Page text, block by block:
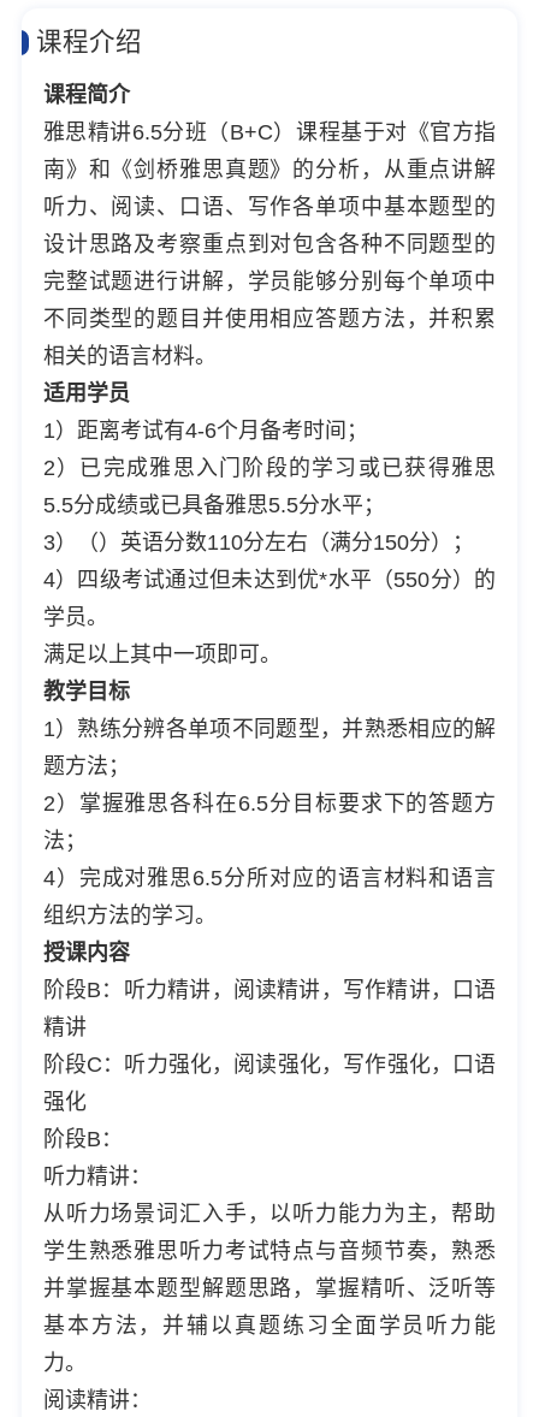
课程介绍
课程简介
雅思精讲6.5分班（B+C）课程基于对《官方指
南》和《剑桥雅思真题》的分析，从重点讲解
听力、阅读、口语、写作各单项中基本题型的
设计思路及考察重点到对包含各种不同题型的
完整试题进行讲解，学员能够分别每个单项中
不同类型的题目并使用相应答题方法，并积累
相关的语言材料。
适用学员
1）距离考试有4-6个月备考时间；
2）已完成雅思入门阶段的学习或已获得雅思
5.5分成绩或已具备雅思5.5分水平；
3）（）英语分数110分左右（满分150分）；
4）四级考试通过但未达到优*水平（550分）的
学员。
满足以上其中一项即可。
教学目标
1）熟练分辨各单项不同题型，并熟悉相应的解
题方法；
2）掌握雅思各科在6.5分目标要求下的答题方
法；
4）完成对雅思6.5分所对应的语言材料和语言
组织方法的学习。
授课内容
阶段B：听力精讲，阅读精讲，写作精讲，口语
精讲
阶段C：听力强化，阅读强化，写作强化，口语
强化
阶段B：
听力精讲：
从听力场景词汇入手，以听力能力为主，帮助
学生熟悉雅思听力考试特点与音频节奏，熟悉
并掌握基本题型解题思路，掌握精听、泛听等
基本方法，并辅以真题练习全面学员听力能
力。
阅读精讲：